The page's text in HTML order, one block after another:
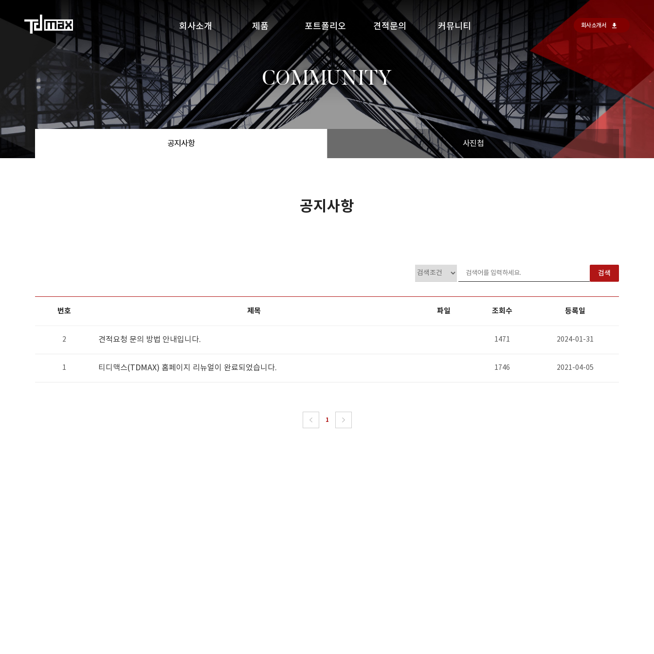
회사소개서
회사소개 제품 포트폴리오 견적문의 커뮤니티
COMMUNITY
공지사항 사진첩
공지사항
검색
번호 제목 파일 조회수 등록일
2 견적요청 문의 방법 안내입니다. 1471 2024-01-31
1 티디맥스(TDMAX) 홈페이지 리뉴얼이 완료되었습니다. 1746 2021-04-05
1